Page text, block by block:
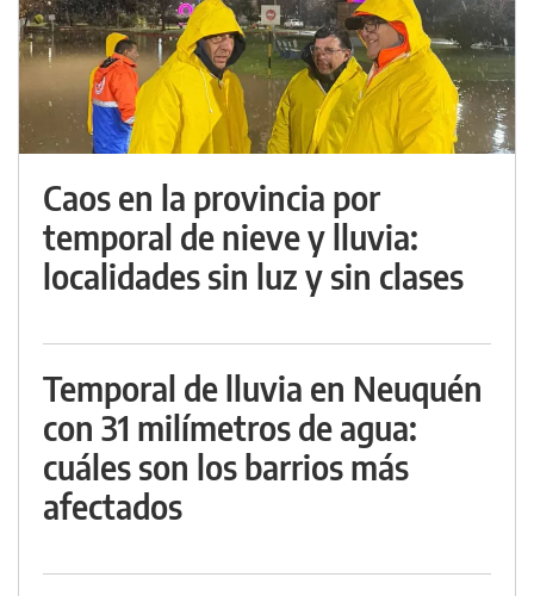
Caos en la provincia por
temporal de nieve y lluvia:
localidades sin luz y sin clases
Temporal de lluvia en Neuquén
con 31 milímetros de agua:
cuáles son los barrios más
afectados